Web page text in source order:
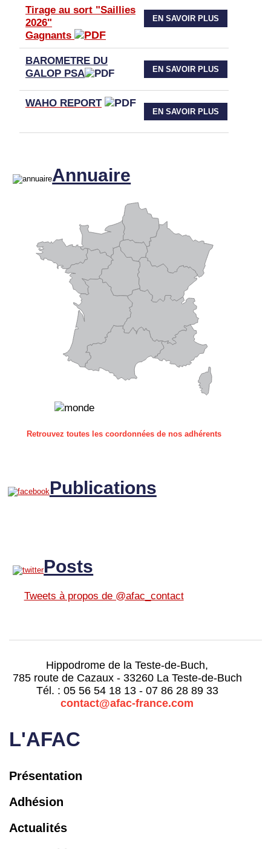
Tirage au sort "Saillies
2026"
Gagnants
EN SAVOIR PLUS
BAROMETRE DU
GALOP PSA
EN SAVOIR PLUS
WAHO REPORT
EN SAVOIR PLUS
Annuaire
Retrouvez toutes les coordonnées de nos adhérents
Publications
Posts
Tweets à propos de @afac_contact
L'AFAC
Présentation
Adhésion
Actualités
Hippodrome de la Teste-de-Buch,
785 route de Cazaux - 33260 La Teste-de-Buch
Tél. : 05 56 54 18 13 - 07 86 28 89 33
contact@afac-france.com